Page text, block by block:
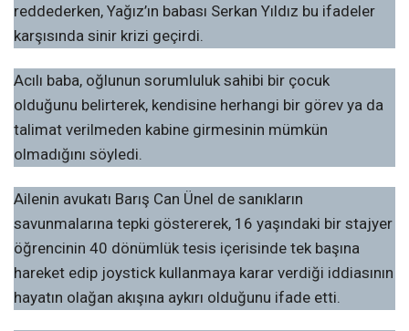
reddederken, Yağız’ın babası Serkan Yıldız bu ifadeler
karşısında sinir krizi geçirdi.
Acılı baba, oğlunun sorumluluk sahibi bir çocuk
olduğunu belirterek, kendisine herhangi bir görev ya da
talimat verilmeden kabine girmesinin mümkün
olmadığını söyledi.
Ailenin avukatı Barış Can Ünel de sanıkların
savunmalarına tepki göstererek, 16 yaşındaki bir stajyer
öğrencinin 40 dönümlük tesis içerisinde tek başına
hareket edip joystick kullanmaya karar verdiği iddiasının
hayatın olağan akışına aykırı olduğunu ifade etti.